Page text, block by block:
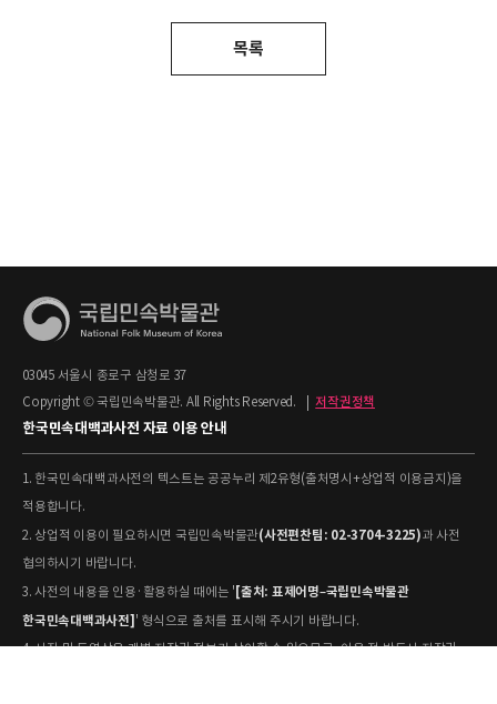
목록
03045 서울시 종로구 삼청로 37
Copyright © 국립민속박물관. All Rights Reserved.
저작권정책
한국민속대백과사전 자료 이용 안내
1. 한국민속대백과사전의 텍스트는 공공누리 제2유형(출처명시+상업적 이용금지)을
적용합니다.
2. 상업적 이용이 필요하시면 국립민속박물관(사전편찬팀: 02-3704-3225)과 사전
협의하시기 바랍니다.
3. 사전의 내용을 인용·활용하실 때에는 ' [출처: 표제어명–국립민속박물관
한국민속대백과사전] ' 형식으로 출처를 표시해 주시기 바랍니다.
4. 사진 및 동영상은 개별 저작권 정보가 상이할 수 있으므로, 이용 전 반드시 저작권